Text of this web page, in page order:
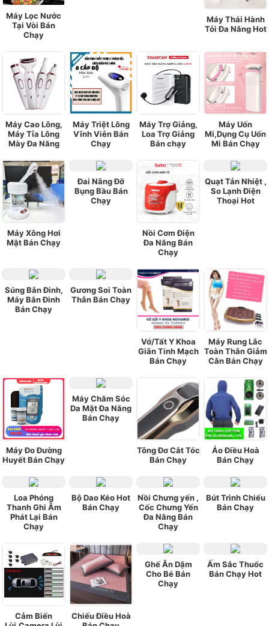
Máy Lọc Nước
Tại Vòi Bán
Chạy
Máy Thái Hành
Tỏi Đa Năng Hot
Máy Cao Lông,
Máy Tỉa Lông
Mày Đa Năng
Máy Triệt Lông
Vĩnh Viễn Bán
Chạy
Máy Trợ Giảng,
Loa Trợ Giảng
Bán chạy
Máy Uốn
Mi,Dụng Cụ Uốn
Mi Bán Chạy
Máy Xông Hơi
Mặt Bán Chạy
Đai Nâng Đỡ
Bụng Bầu Bán
Chạy
Nồi Cơm Điện
Đa Năng Bán
Chạy
Quạt Tản Nhiệt ,
So Lạnh Điện
Thoại Hot
Súng Bắn Đinh,
Máy Bắn Đinh
Bán Chạy
Gương Soi Toàn
Thân Bán Chạy
Vớ/Tất Y Khoa
Giãn Tinh Mạch
Bán Chạy
Máy Rung Lắc
Toàn Thân Giảm
Cân Bán Chạy
Máy Đo Đường
Huyết Bán Chạy
Máy Chăm Sóc
Da Mặt Đa Năng
Bán Chạy
Tông Đơ Cắt Tóc
Bán Chạy
Áo Điều Hoà
Bán Chạy
Loa Phóng
Thanh Ghi Âm
Phát Lại Bán
Chạy
Bộ Dao Kéo Hot
Bán Chạy
Nồi Chưng yến ,
Cốc Chưng Yến
Đa Năng Bán
Chạy
Bút Trình Chiếu
Bán Chạy
Cảm Biến
Chiếu Điều Hoà
Ghế Ăn Dặm
Cho Bé Bán
Chạy
Ấm Sắc Thuốc
Bán Chạy Hot